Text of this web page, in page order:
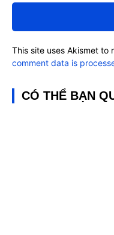
luận:
This site uses Akismet to
comment data is
CÓ THỂ BẠN